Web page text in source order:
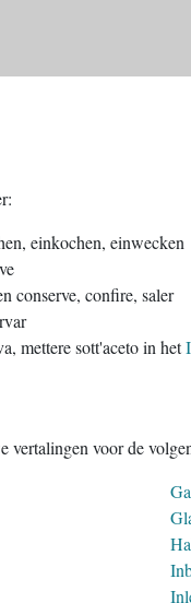
einkochen, einwecken
conserve, confire, saler
mettere sott'aceto in het
vertalingen voor de